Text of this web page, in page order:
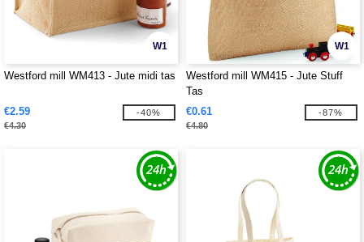
W1
Westford mill WM413 - Jute midi tas
€2.59
€4.30
-40%
W1
Westford mill WM415 - Jute Stuff
Tas
€0.61
€4.80
-87%